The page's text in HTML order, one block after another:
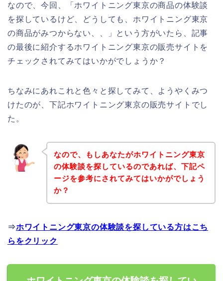
なので、今回、「ホワイトニング東京の商品の体験談
を探しているけど、どうしても、ホワイトニング東京
の商品がみつからない、、」という方がいたら、記事
の最後に紹介するホワイトニング東京の販売サイトを
チェックされてみてはいかがでしょうか？
ちなみにあれこれと色々と探してみて、ようやくみつ
けたのが、下記ホワイトニング東京の販売サイトでし
た。
なので、もしあなたがホワイトニング東京
の体験談を探しているのであれば、下記ペ
ージを参考にされてみてはいかがでしょう
か？
⇒ホワイトニング東京の体験談を探している方はこち
らをクリック